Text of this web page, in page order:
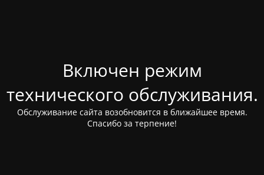
Включен режим
технического обслуживания.
Обслуживание сайта возобновится в ближайшее время.
Спасибо за терпение!